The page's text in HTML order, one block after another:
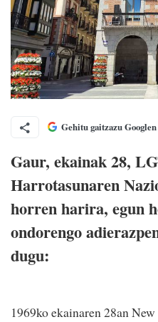
Gehitu gaitzazu Googlen
Gaur, ekainak 28,
Harrotasunaren
horren harira, egun
ondorengo
dugu:
1969ko ekainaren 28an